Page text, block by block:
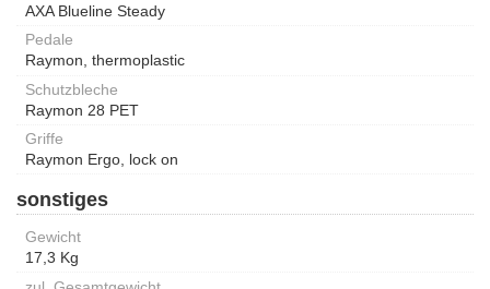
AXA Blueline Steady
Pedale
Raymon, thermoplastic
Schutzbleche
Raymon 28 PET
Griffe
Raymon Ergo, lock on
sonstiges
Gewicht
17,3 Kg